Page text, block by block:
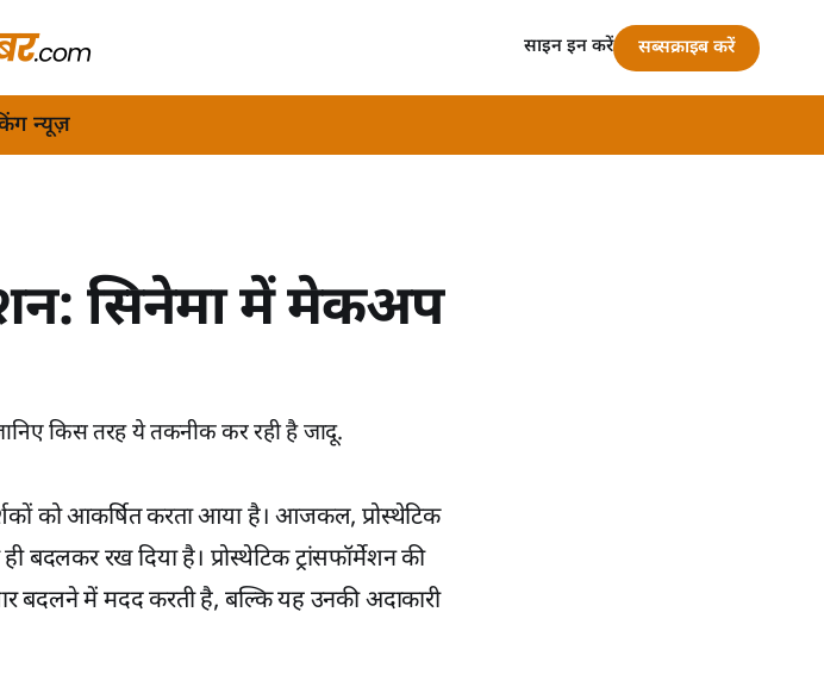
न्यूज़
साइन इन करें सब्सक्राइब करें
सिनेमा में मेकअप
किस तरह ये तकनीक कर रही है जादू.
को आकर्षित करता आया है। आजकल, प्रोस्थेटिक
बदलकर रख दिया है। प्रोस्थेटिक ट्रांसफॉर्मेशन की
बदलने में मदद करती है, बल्कि यह उनकी अदाकारी